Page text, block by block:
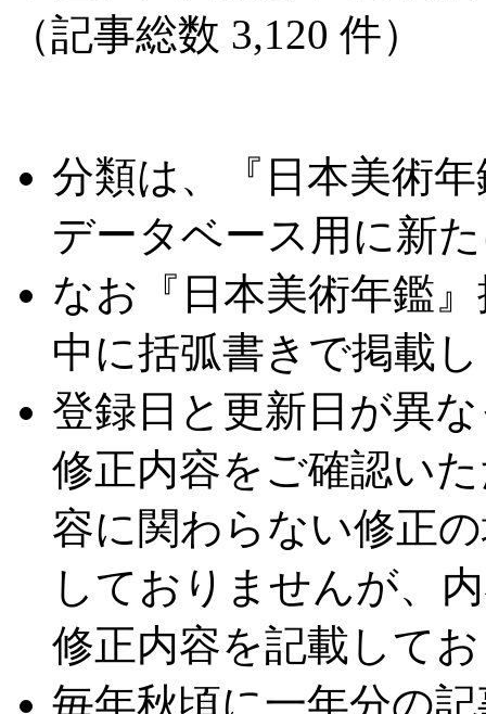
（記事総数 3,120 件）
分類は、『日本美術
データベース用に新
なお『日本美術年鑑
中に括弧書きで掲載
登録日と更新日が異
修正内容をご確認い
容に関わらない修正
しておりませんが、
修正内容を記載して
毎年秋頃に一年分の